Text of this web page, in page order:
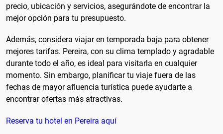
precio, ubicación y servicios, asegurándote de encontrar la
mejor opción para tu presupuesto.
Además, considera viajar en temporada baja para obtener
mejores tarifas. Pereira, con su clima templado y agradable
durante todo el año, es ideal para visitarla en cualquier
momento. Sin embargo, planificar tu viaje fuera de las
fechas de mayor afluencia turística puede ayudarte a
encontrar ofertas más atractivas.
Reserva tu hotel en Pereira aquí